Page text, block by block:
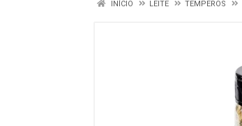
INÍCIO LEITE TEMPEROS